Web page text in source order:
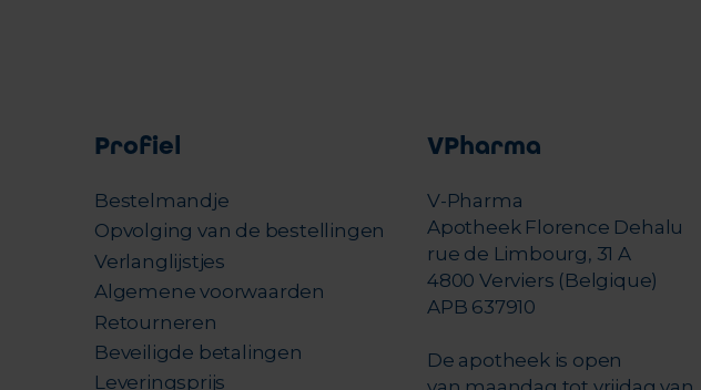
Profiel
Bestelmandje
Opvolging van de bestellingen
Verlanglijstjes
Algemene voorwaarden
Retourneren
Beveiligde betalingen
Leveringsprijs
VPharma
V-Pharma
Apotheek Florence Dehalu
rue de Limbourg, 31 A
4800 Verviers (Belgique)
APB 637910
De apotheek is open